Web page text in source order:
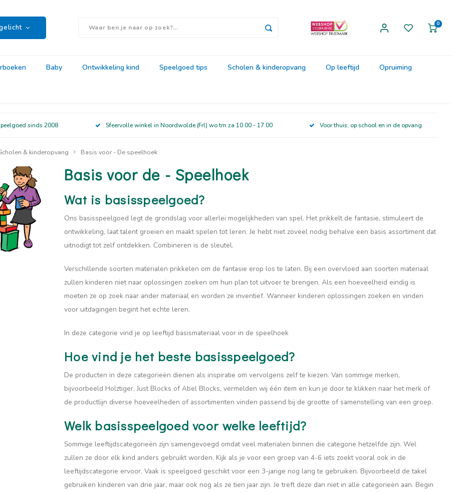
0
Baby Ontwikkeling kind Speelgoed tips Scholen & kinderopvang Op leeftijd Opruiming
sinds 2008 Sfeervolle winkel in Noordwolde (Frl) wo tm za 10.00 - 17.00 Voor thuis, op school en in de opvang
& kinderopvang Basis voor - De speelhoek
Basis voor de - Speelhoek
Wat is basisspeelgoed?
Ons basisspeelgoed legt de grondslag voor allerlei mogelijkheden van spel. Het prikkelt de fantasie, stimuleert de
ontwikkeling, laat talent groeien en maakt spelen tot leren. Je hebt niet zoveel nodig behalve een basis assortiment dat
uitnodigt tot zelf ontdekken. Combineren is de sleutel.
Verschillende soorten materialen prikkelen om de fantasie erop los te laten. Bij een overvloed aan soorten materiaal
zullen kinderen niet naar oplossingen zoeken om hun plan tot uitvoer te brengen. Als een hoeveelheid eindig is
moeten ze op zoek naar ander materiaal en worden ze inventief. Wanneer kinderen oplossingen zoeken en vinden
voor uitdagingen begint het echte leren.
In deze categorie vind je op leeftijd basismateriaal voor in de speelhoek
Hoe vind je het beste basisspeelgoed?
De producten in deze categorieën dienen als inspiratie om vervolgens zelf te kiezen. Van sommige merken,
bijvoorbeeld Holztiger, Just Blocks of Abel Blocks, vermelden wij één item en kun je door te klikken naar het merk of
de productlijn diverse hoeveelheden of assortimenten vinden passend bij de grootte of samenstelling van een groep.
Welk basisspeelgoed voor welke leeftijd?
Sommige leeftijdscategorieën zijn samengevoegd omdat veel materialen binnen die categorie hetzelfde zijn. Wel
zullen ze door elk kind anders gebruikt worden. Kijk als je voor een groep van 4-6 iets zoekt vooral ook in de
leeftijdscategorie ervoor. Vaak is speelgoed geschikt voor een 3-jarige nog lang te gebruiken. Bijvoorbeeld de takel
gebruiken kinderen van drie jaar, maar ook nog als ze tien jaar zijn. Je treft deze dan niet in alle categorieën aan. Begin